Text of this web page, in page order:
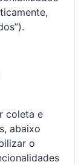
coleta e
abaixo
o